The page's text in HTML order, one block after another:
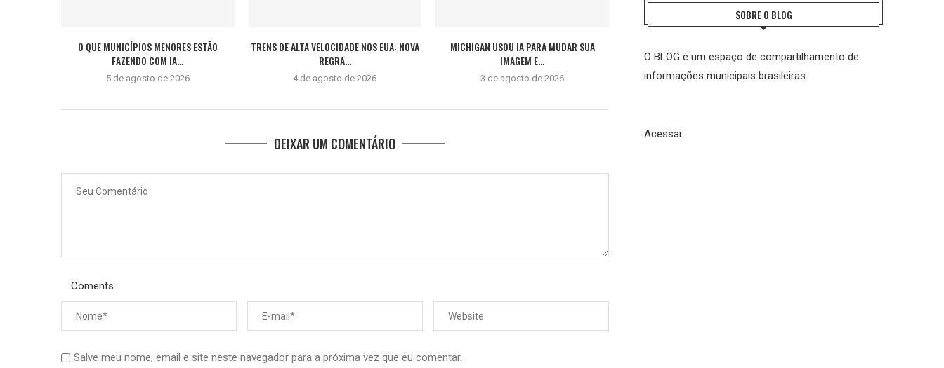
O QUE MUNICÍPIOS MENORES ESTÃO
FAZENDO COM IA...
5 de agosto de 2026
TRENS DE ALTA VELOCIDADE NOS EUA: NOVA
REGRA...
4 de agosto de 2026
MICHIGAN USOU IA PARA MUDAR SUA
IMAGEM E...
3 de agosto de 2026
DEIXAR UM COMENTÁRIO
Coments
Salve meu nome, email e site neste navegador para a próxima vez que eu comentar.
SOBRE O BLOG
O BLOG é um espaço de compartilhamento de
informações municipais brasileiras.
Acessar